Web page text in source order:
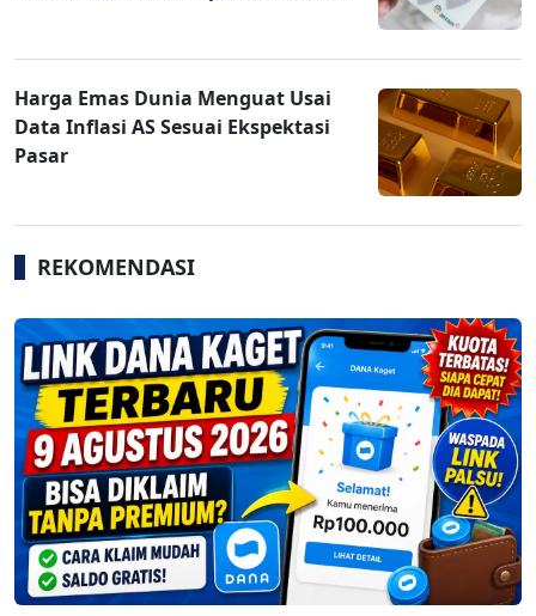
Harga Emas Dunia Menguat Usai
Data Inflasi AS Sesuai Ekspektasi
Pasar
REKOMENDASI